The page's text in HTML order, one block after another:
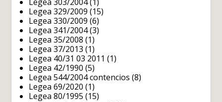
Legea 329/2009 (15)
Legea 330/2009 (6)
Legea 341/2004(3)
Legea 35/2008 (1)
Legea 37/2013 (1)
Legea 40/31 03 2011 (1)
Legea 42/1990 (5)
Legea 544/2004 contencios (8)
Legea 69/2020 (1)
Legea 80/1995 (15)